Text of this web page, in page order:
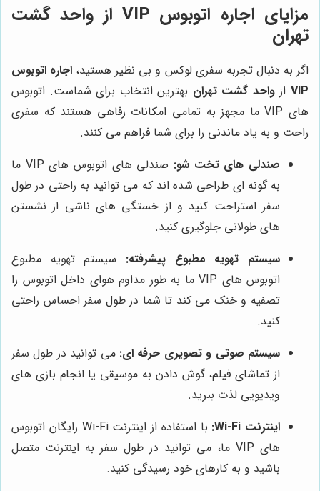
مزایای اجاره اتوبوس VIP از واحد گشت
تهران
اگر به دنبال تجربه سفری لوکس و بی نظیر هستید، اجاره اتوبوس
VIPازواحد گشت تهران بهترین انتخاب برای شماست. اتوبوس
های VIP ما مجهز به تمامی امکانات رفاهی هستند که سفری
راحت و به یاد ماندنی را برای شما فراهم می کنند.
صندلی های تخت شو:
صندلی های اتوبوس های VIP ما
به گونه ای طراحی شده اند که می توانید به راحتی در طول
سفر استراحت کنید و از خستگی های ناشی از نشستن
های طولانی جلوگیری کنید.
سیستم تهویه مطبوع پیشرفته: سیستم تهویه مطبوع
اتوبوس های VIP ما به طور مداوم هوای داخل اتوبوس را
تصفیه و خنک می کند تا شما در طول سفر احساس راحتی
کنید.
سیستم صوتی و تصویری حرفه ای: می توانید در طول سفر
از تماشای فیلم، گوش دادن به موسیقی یا انجام بازی های
ویدیویی لذت ببرید.
اینترنت Wi-Fi:
با استفاده از اینترنت Wi-Fi رایگان اتوبوس
های VIP ما، می توانید در طول سفر به اینترنت متصل
باشید و به کارهای خود رسیدگی کنید.